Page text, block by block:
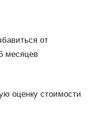
от
месяцев
оценку стоимости